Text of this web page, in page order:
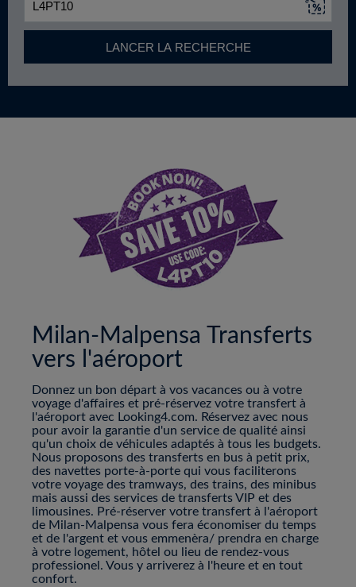
LANCER LA RECHERCHE
Milan-Malpensa Transferts
vers l'aéroport
Donnez un bon départ à vos vacances ou à votre
voyage d'affaires et pré-réservez votre transfert à
l'aéroport avec Looking4.com. Réservez avec nous
pour avoir la garantie d'un service de qualité ainsi
qu'un choix de véhicules adaptés à tous les budgets.
Nous proposons des transferts en bus à petit prix,
des navettes porte-à-porte qui vous faciliterons
votre voyage des tramways, des trains, des minibus
mais aussi des services de transferts VIP et des
limousines. Pré-réserver votre transfert à l'aéroport
de Milan-Malpensa vous fera économiser du temps
et de l'argent et vous emmenèra/ prendra en charge
à votre logement, hôtel ou lieu de rendez-vous
professionel. Vous y arriverez à l'heure et en tout
confort.